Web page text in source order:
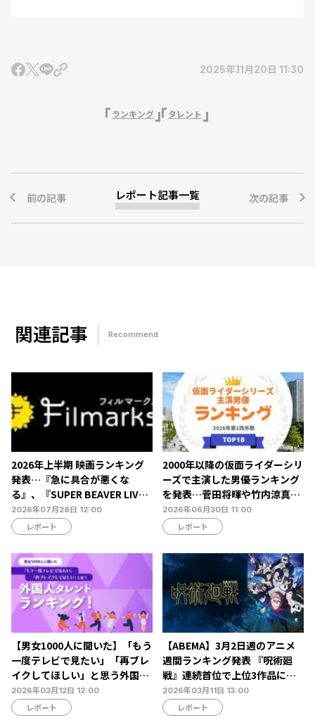
2025年11月20日 11:30
ランキング タレント
前の記事 レポート記事一覧 次の記事
関連記事 Recommend
2026年上半期 映画ランキング
発表…『急に具合が悪くな
る』、『SUPER BEAVER LIVE
& DOCUMENTARY -現在地-』
が第1位を獲得【Filmarks調
べ】
2026年07月28日 12:00
レポート
2000年以降の仮面ライダーシリ
ーズで主演した男優ランキング
を発表…菅田将暉や竹内涼真ら
がランクイン【タレントパワー
ランキング】
2026年06月30日 11:00
レポート
【男女1000人に聞いた】「もう
一度テレビで見たい」「再ブレ
イクしてほしい」と思う外国人
タレントランキング…ボビー・
オロゴンやビビアン・スーらが
ランクイン【NEXER調査】
2026年03月12日 12:00
レポート
【ABEMA】3月2日週のアニメ
週間ランキング発表 『呪術廻
戦』連続首位で上位3作品に変
動なし
2026年03月11日 13:00
レポート